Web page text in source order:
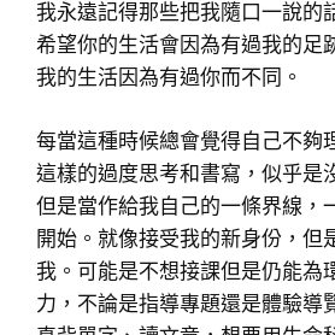
我永遠記得那些把我隨口一說的
希望你的生活會因為有過我的足
我的生活因為有過你而不同。
每當這種時候總會覺得自己不夠
這樣的過度思考和書寫，似乎是
但是當作給我自己的一條界線，
開始。就像接受我的新身份，但
我。可能是不想接課但是仍能為
力，不論是指導專題還是體驗導